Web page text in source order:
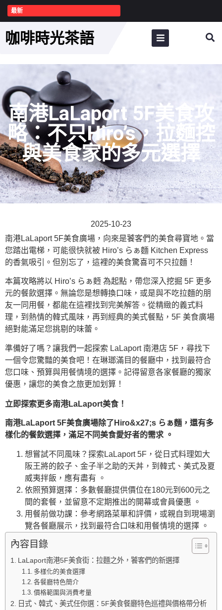
最新
咖啡時光茶語
南港LaLaport 5F美食攻
略：不只Hiro’s，拉麵控
與美食家的多元選擇
2025-10-23
南港LaLaport 5F美食廣場，向來是饕客們的美食尋寶地。當
您踏出電梯，可能很快就被 Hiro’s らぁ麵 Kitchen Express
的香氣吸引。但別忘了，這裡的美食驚喜可不只拉麵！
本篇攻略將以 Hiro’s らぁ麪 為起點，帶您深入挖掘 5F 更多
元的餐飲選擇。無論您是想轉換口味，或是與不吃拉麵的朋
友一同用餐，都能在這裡找到完美解答。從精緻的義式料
理，到熱情的韓式風味，再到經典的美式餐點，5F 美食廣場
絕對能滿足您挑剔的味蕾。
準備好了嗎？讓我們一起探索 LaLaport 南港店 5F，尋找下
一個令您驚豔的美食吧！在琳瑯滿目的餐廳中，找到最符合
您口味、預算與用餐情境的選擇。記得留意各家餐廳的獨家
優惠，讓您的美食之旅更加划算！
立即探索更多南港LaLaport美食！
南港LaLaport 5F美食廣場除了Hiro&x27;s らぁ麵，還有多
樣化的餐飲選擇，滿足不同美食愛好者的需求 。
想嘗試不同風味？探索LaLaport 5F，從日式料理如大
阪王將的餃子、金子半之助的天丼，到韓式、美式及夏
威夷拌飯，應有盡有 。
依照預算選擇：多數餐廳提供價位在180元到600元之
間的套餐，並留意不定期推出的開幕或會員優惠 。
用餐前做功課：參考網路菜單和評價，或親自到現場瀏
覽各餐廳展示，找到最符合口味和用餐情境的選擇 。
內容目錄
LaLaport南港5F美食街：拉麵之外，饕客們的新選擇
多樣化的美食選擇
各餐廳特色簡介
價格範圍與消費考量
日式、韓式、美式任你選：5F美食餐廳特色巡禮與價格帶分析